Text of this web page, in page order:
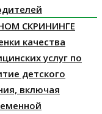
СКРИНИНГЕ
качества
услуг по
детского
включая